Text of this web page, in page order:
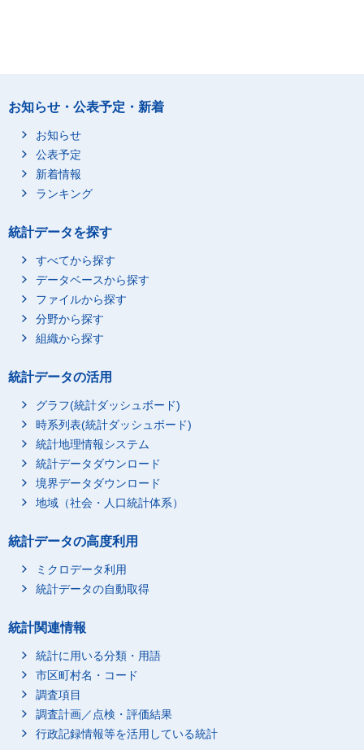
お知らせ・公表予定・新着
お知らせ
公表予定
新着情報
ランキング
統計データを探す
すべてから探す
データベースから探す
ファイルから探す
分野から探す
組織から探す
統計データの活用
グラフ(統計ダッシュボード)
時系列表(統計ダッシュボード)
統計地理情報システム
統計データダウンロード
境界データダウンロード
地域（社会・人口統計体系）
統計データの高度利用
ミクロデータ利用
統計データの自動取得
統計関連情報
統計に用いる分類・用語
市区町村名・コード
調査項目
調査計画／点検・評価結果
行政記録情報等を活用している統計